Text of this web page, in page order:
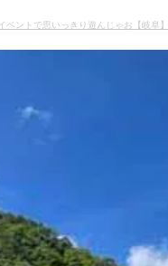
ントで思いっきり遊んじゃお【岐阜】